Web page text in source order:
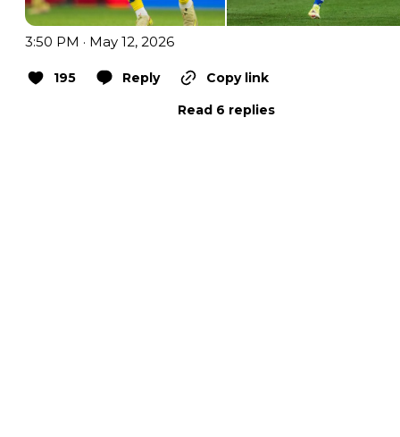
3:50 PM · May 12, 2026
195 Reply
Copy link
Read 6 replies